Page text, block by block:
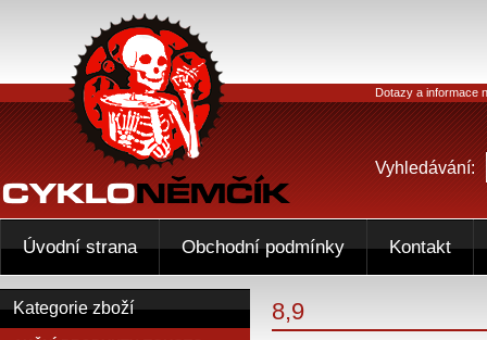
8,9
Kategorie zboží
Dotazy a informace
Vyhledávání:
Úvodní strana Obchodní podmínky Kontakt